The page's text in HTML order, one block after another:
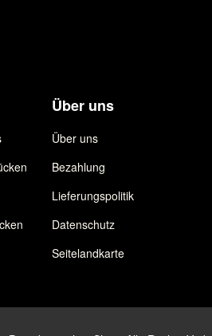
Über uns
Über uns
Bezahlung
Lieferungspolitik
Datenschutz
Seitelandkarte